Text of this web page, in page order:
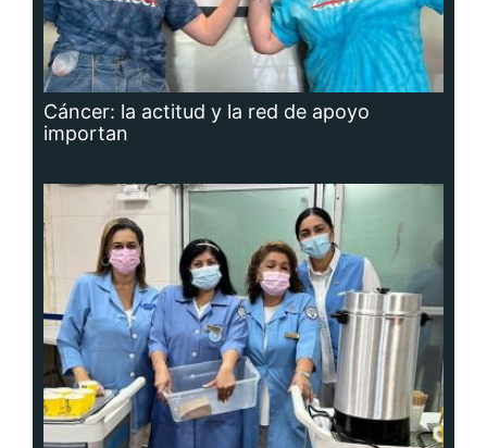
Cáncer: la actitud y la red de apoyo
importan